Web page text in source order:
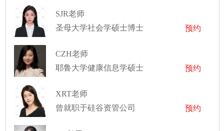
SJR老师
圣母大学社会学硕士博士
预约
CZH老师
耶鲁大学健康信息学硕士
预约
XRT老师
曾就职于硅谷资管公司
预约